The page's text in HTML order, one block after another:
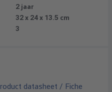
2 jaar
32 x 24 x 13.5 cm
3
datasheet / Fiche